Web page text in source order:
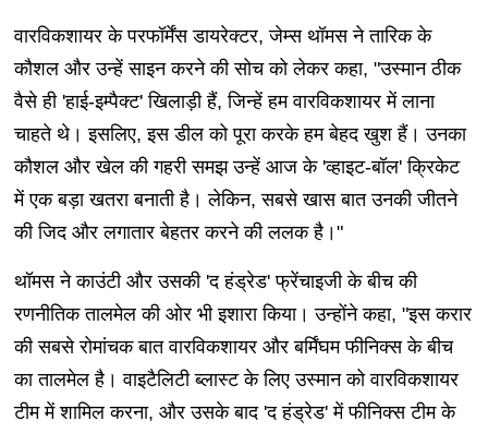
वारविकशायर के परफॉर्मेंस डायरेक्टर, जेम्स थॉमस ने तारिक के
कौशल और उन्हें साइन करने की सोच को लेकर कहा, "उस्मान ठीक
वैसे ही 'हाई-इम्पैक्ट' खिलाड़ी हैं, जिन्हें हम वारविकशायर में लाना
चाहते थे। इसलिए, इस डील को पूरा करके हम बेहद खुश हैं। उनका
कौशल और खेल की गहरी समझ उन्हें आज के 'व्हाइट-बॉल' क्रिकेट
में एक बड़ा खतरा बनाती है। लेकिन, सबसे खास बात उनकी जीतने
की जिद और लगातार बेहतर करने की ललक है।"
थॉमस ने काउंटी और उसकी 'द हंड्रेड' फ्रेंचाइजी के बीच की
रणनीतिक तालमेल की ओर भी इशारा किया। उन्होंने कहा, "इस करार
की सबसे रोमांचक बात वारविकशायर और बर्मिंघम फीनिक्स के बीच
का तालमेल है। वाइटैलिटी ब्लास्ट के लिए उस्मान को वारविकशायर
टीम में शामिल करना, और उसके बाद 'द हंड्रेड' में फीनिक्स टीम के